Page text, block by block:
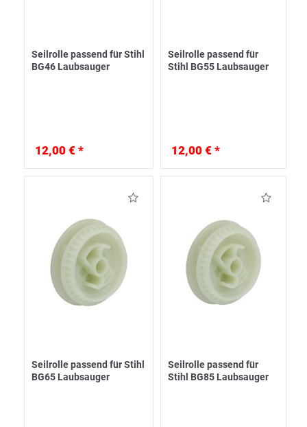
Seilrolle passend für Stihl
BG46 Laubsauger
12,00 € *
Seilrolle passend für
Stihl BG55 Laubsauger
12,00 € *
Seilrolle passend für Stihl
BG65 Laubsauger
Seilrolle passend für
Stihl BG85 Laubsauger